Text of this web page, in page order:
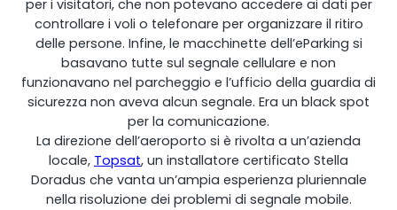
Ripetitore OCTO
Regno Unito e Irlanda. Ripetitore commerciale
per i visitatori, che non potevano accedere ai dati per
controllare i voli o telefonare per organizzare il ritiro
delle persone. Infine, le macchinette dell’eParking si
basavano tutte sul segnale cellulare e non
funzionavano nel parcheggio e l’ufficio della guardia di
sicurezza non aveva alcun segnale. Era un black spot
per la comunicazione.
La direzione dell’aeroporto si è rivolta a un’azienda
locale, Topsat, un installatore certificato Stella
Doradus che vanta un’ampia esperienza pluriennale
nella risoluzione dei problemi di segnale mobile.